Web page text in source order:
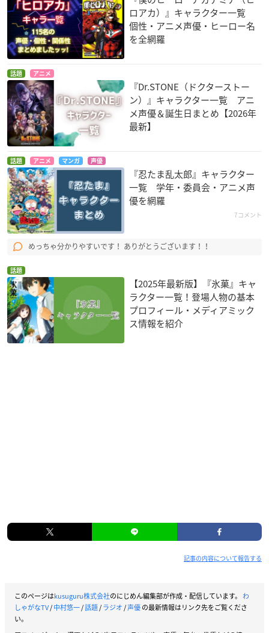
ロアカ）』キャラクター一覧
個性・アニメ声優・ヒーロー名
を全網羅
話題 アニメ
『Dr.STONE（ドクターストー
ン）』キャラクター一覧 アニ
メ声優＆誕生日まとめ【2026年
最新】
話題 アニメ マンガ 声優
『忍たま乱太郎』キャラクター
一覧 学年・委員会・アニメ声
優を網羅
7コメント
めっちゃ分かりやすいです！ ありがとうございます！！
話題
【2025年最新版】『氷菓』キャ
ラクター一覧！登場人物の基本
プロフィール・メディアミック
ス情報を紹介
記事の内容について報告する
このページはkusuguru株式会社のにじめん編集部が作成・配信しています。 わ
しゃがなTV/中村悠一/話題/ラジオ/声優の最新情報はリンク先をご覧くださ
い。